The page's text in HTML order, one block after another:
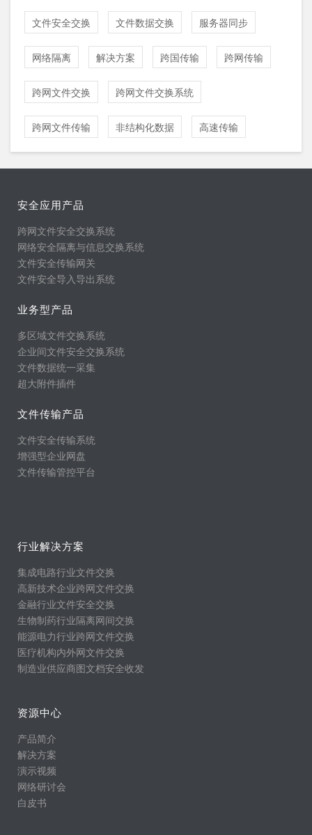
文件安全交换 文件数据交换 服务器同步
网络隔离 解决方案 跨国传输 跨网传输
跨网文件交换 跨网文件交换系统
跨网文件传输 非结构化数据 高速传输
安全应用产品
跨网文件安全交换系统
网络安全隔离与信息交换系统
文件安全传输网关
文件安全导入导出系统
业务型产品
多区域文件交换系统
企业间文件安全交换系统
文件数据统一采集
超大附件插件
文件传输产品
文件安全传输系统
增强型企业网盘
文件传输管控平台
行业解决方案
集成电路行业文件交换
高新技术企业跨网文件交换
金融行业文件安全交换
生物制药行业隔离网间交换
能源电力行业跨网文件交换
医疗机构内外网文件交换
制造业供应商图文档安全收发
资源中心
产品简介
解决方案
演示视频
网络研讨会
白皮书